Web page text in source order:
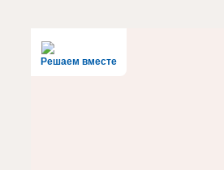
Решаем вместе